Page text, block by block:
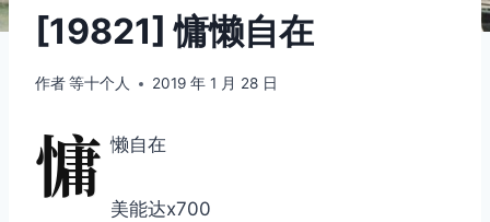
[19821] 慵懒自在
作者等十个人 2019 年 1 月 28 日
慵 懒自在
美能达x700